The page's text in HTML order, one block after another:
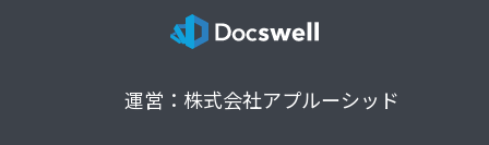
運営：株式会社アプルーシッド